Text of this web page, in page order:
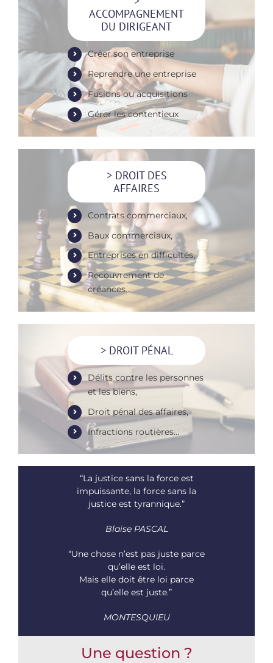
ACCOMPAGNEMENT
DU DIRIGEANT
Créer son entreprise
Reprendre une entreprise
Fusions ou acquisitions
Gérer les contentieux
> DROIT DES
AFFAIRES
Contrats commerciaux,
Baux commerciaux,
Entreprises en difficultés,
Recouvrement de
créances…
> DROIT PÉNAL
Délits contre les personnes
et les biens,
Droit pénal des affaires,
Infractions routières…
“La justice sans la force est
impuissante, la force sans la
justice est tyrannique.”
Blaise PASCAL
“Une chose n’est pas juste parce
qu’elle est loi.
Mais elle doit être loi parce
qu’elle est juste.”
MONTESQUIEU
Une question ?